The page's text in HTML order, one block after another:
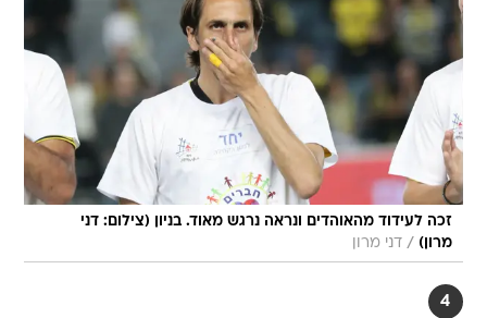
זכה לעידוד מהאוהדים ונראה נרגש מאוד. בניון (צילום: דני
מרון) / דני מרון
4